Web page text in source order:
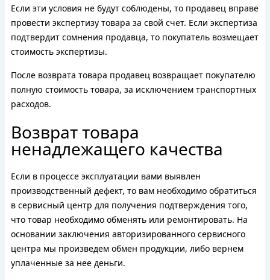
Если эти условия не будут соблюдены, то продавец вправе
провести экспертизу товара за свой счет. Если экспертиза
подтвердит сомнения продавца, то покупатель возмещает
стоимость экспертизы.
После возврата товара продавец возвращает покупателю
полную стоимость товара, за исключением транспортных
расходов.
Возврат товара
ненадлежащего качества
Если в процессе эксплуатации вами выявлен
производственный дефект, то вам необходимо обратиться
в сервисный центр для получения подтверждения того,
что товар необходимо обменять или ремонтировать. На
основании заключения авторизированного сервисного
центра мы произведем обмен продукции, либо вернем
уплаченные за нее деньги.